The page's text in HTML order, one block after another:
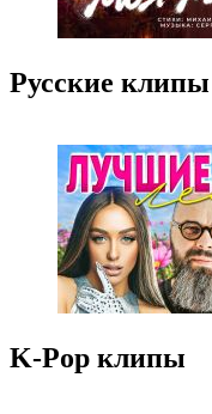
Русские клипы
K-Pop клипы